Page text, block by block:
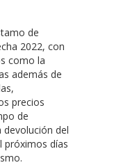
de
2022, con
como la
además de
precios
de
devolución del
próximos días